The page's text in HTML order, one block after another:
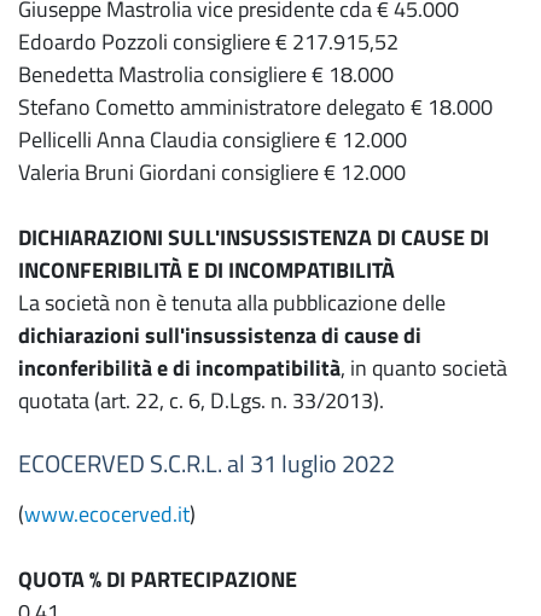
Giuseppe Mastrolia vice presidente cda € 45.000
Edoardo Pozzoli consigliere € 217.915,52
Benedetta Mastrolia consigliere € 18.000
Stefano Cometto amministratore delegato € 18.000
Pellicelli Anna Claudia consigliere € 12.000
Valeria Bruni Giordani consigliere € 12.000
DICHIARAZIONI SULL'INSUSSISTENZA DI CAUSE DI
INCONFERIBILITÀ E DI INCOMPATIBILITÀ
La società non è tenuta alla pubblicazione delle
dichiarazioni sull'insussistenza di cause di
inconferibilità e di incompatibilità, in quanto società
quotata (art. 22, c. 6, D.Lgs. n. 33/2013).
ECOCERVED S.C.R.L. al 31 luglio 2022
(www.ecocerved.it)
QUOTA % DI PARTECIPAZIONE